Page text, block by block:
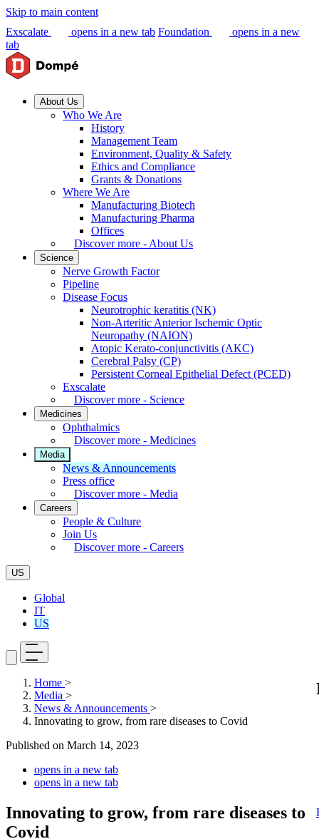
Skip to main content
Exscalate
opens in a new tab Foundation
opens in a new
tab
About Us
Who We Are
History
Management Team
Environment, Quality & Safety
Ethics and Compliance
Grants & Donations
Where We Are
Manufacturing Biotech
Manufacturing Pharma
Offices
Discover more - About Us
Science
Nerve Growth Factor
Pipeline
Disease Focus
Neurotrophic keratitis (NK)
Non-Arteritic Anterior Ischemic Optic
Neuropathy (NAION)
Atopic Kerato-conjunctivitis (AKC)
Cerebral Palsy (CP)
Persistent Corneal Epithelial Defect (PCED)
Exscalate
Discover more - Science
Medicines
Ophthalmics
Discover more - Medicines
Media
News & Announcements
Press office
Discover more - Media
Careers
People & Culture
Join Us
Discover more - Careers
US
Global
IT
US
Home >
Media >
News & Announcements >
Innovating to grow, from rare diseases to Covid
Published on March 14, 2023
opens in a new tab
opens in a new tab
Innovating to grow, from rare diseases to
Covid